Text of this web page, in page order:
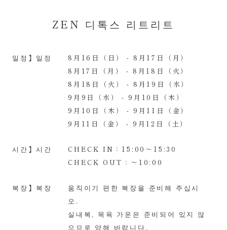
ZEN 디톡스 리트리트
일정】일정
8月16日（日） - 8月17日（月）
8月17日（月） - 8月18日（火）
8月18日（火） - 8月19日（水）
9月9日（水） - 9月10日（木）
9月10日（木） - 9月11日（金）
9月11日（金） - 9月12日（土）
시간】시간
CHECK IN：15:00～15:30
CHECK OUT：～10:00
복장】복장
움직이기 편한 복장을 준비해 주십시
오.
실내복, 목욕 가운은 준비되어 있지 않
으므로 양해 바랍니다.